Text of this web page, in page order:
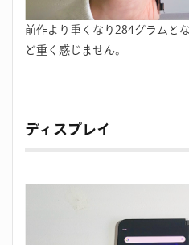
前作より重くなり284グラムと
ど重く感じません。
ディスプレイ